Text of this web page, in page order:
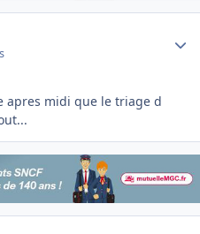
apres midi que le triage d